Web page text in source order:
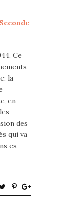
Seconde
Ce
la
en
des
qui va
es